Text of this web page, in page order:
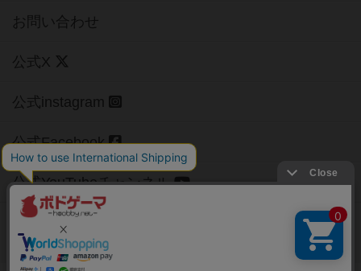
お問い合わせ
公式X
公式instagram
公式Facebook
公式YouTubeチャンネル